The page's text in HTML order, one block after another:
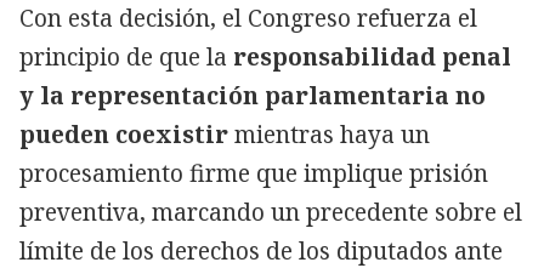
Con esta decisión, el Congreso refuerza el
principio de que la responsabilidad penal
y la representación parlamentaria no
pueden coexistirmientras haya un
procesamiento firme que implique prisión
preventiva, marcando un precedente sobre el
límite de los derechos de los diputados ante